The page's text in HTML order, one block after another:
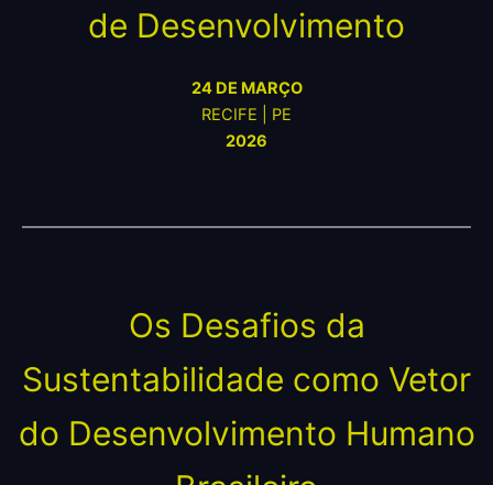
de Desenvolvimento
24 DE MARÇO
RECIFE | PE
2026
Os Desafios da
Sustentabilidade como Vetor
do Desenvolvimento Humano